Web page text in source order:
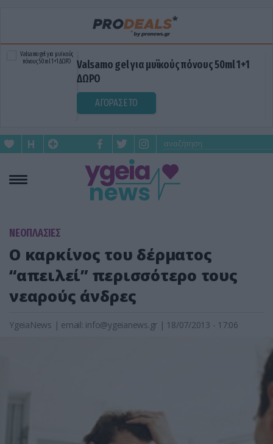
Valsamo gel για μυϊκούς πόνους 50ml 1+1
ΔΩΡΟ
ΑΓΟΡΑΣΕ ΤΟ
ΝΕΟΠΛΑΣΙΕΣ
Ο καρκίνος του δέρματος
“απειλεί” περισσότερο τους
νεαρούς άνδρες
YgeiaNews | email: info@ygeianews.gr | 18/07/2013 - 17:06